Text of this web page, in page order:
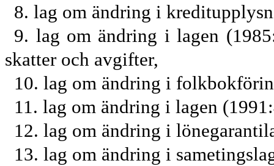
8. lag om ändring i
9. lag om ändring i lagen
skatter och avgifter,
10. lag om ändring i
11. lag om ändring i lagen
12. lag om ändring i
13. lag om ändring i